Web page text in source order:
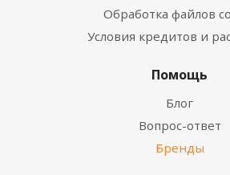
Обработка файлов
Условия кредитов и
Помощь
Блог
Вопрос-ответ
Бренды